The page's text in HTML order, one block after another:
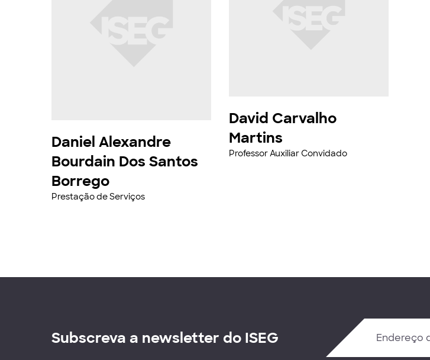
Daniel Alexandre
Bourdain Dos Santos
Borrego
Prestação de Serviços
David Carvalho
Martins
Professor Auxiliar Convidado
Subscreva a newsletter do ISEG